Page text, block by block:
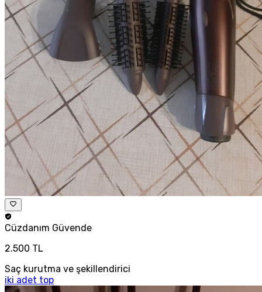
Cüzdanım Güvende
2.500 TL
Saç kurutma ve şekillendirici
iki adet top